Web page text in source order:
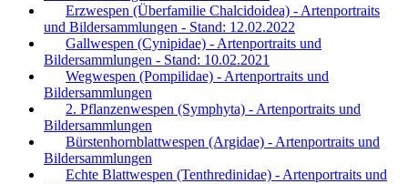
Erzwespen (Überfamilie Chalcidoidea) - Artenportraits
und Bildersammlungen - Stand: 12.02.2022
Gallwespen (Cynipidae) - Artenportraits und
Bildersammlungen - Stand: 10.02.2021
Wegwespen (Pompilidae) - Artenportraits und
Bildersammlungen
2. Pflanzenwespen (Symphyta) - Artenportraits und
Bildersammlungen
Bürstenhornblattwespen (Argidae) - Artenportraits und
Bildersammlungen
Echte Blattwespen (Tenthredinidae) - Artenportraits und